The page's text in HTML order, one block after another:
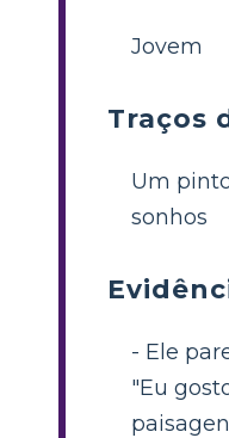
Jovem
Traços
Um
sonhos
- Ele
"Eu